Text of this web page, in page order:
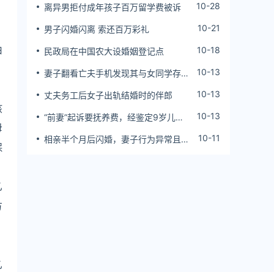
离异男拒付成年孩子百万留学费被诉 10-28
男子闪婚闪离 索还百万彩礼 10-21
民政局在中国农大设婚姻登记点 10-18
妻子翻看亡夫手机发现其与女同学存婚
10-13
丈夫务工后女子出轨结婚时的伴郎 10-13
“前妻”起诉要抚养费，经鉴定9岁儿子
10-13
相亲半个月后闪婚，妻子行为异常且持
10-11